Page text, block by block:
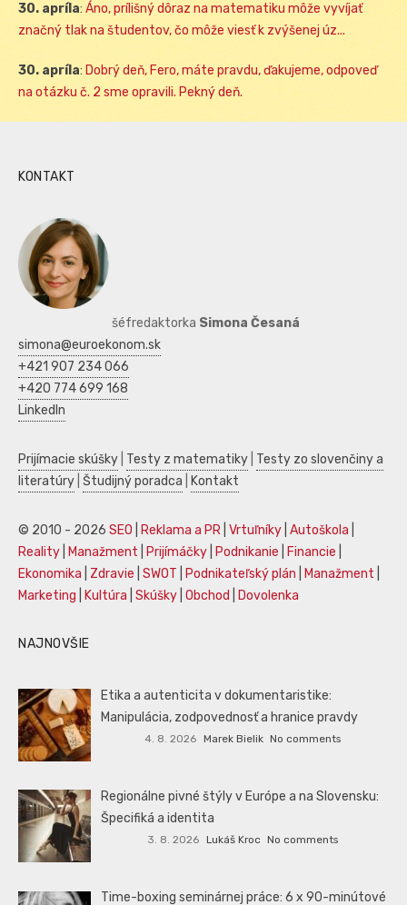
30. apríla: Áno, prílišný dôraz na matematiku môže vyvíjať
značný tlak na študentov, čo môže viesť k zvýšenej úz...
30. apríla: Dobrý deň, Fero, máte pravdu, ďakujeme, odpoveď
na otázku č. 2 sme opravili. Pekný deň.
KONTAKT
šéfredaktorka Simona Česaná
simona@euroekonom.sk
+421 907 234 066
+420 774 699 168
LinkedIn
Prijímacie skúšky Testy z matematiky Testy zo slovenčiny a
literatúry Študijný poradca Kontakt
© 2010 - 2026 SEO Reklama a PR Vrtuľníky Autoškola
Reality
Manažment Prijímáčky Podnikanie Financie
Ekonomika
Zdravie SWOT Podnikateľský plán Manažment
Marketing
Kultúra Skúšky Obchod Dovolenka
NAJNOVŠIE
Etika a autenticita v dokumentaristike:
Manipulácia, zodpovednosť a hranice pravdy
4. 8. 2026 Marek Bielik No comments
Regionálne pivné štýly v Európe a na Slovensku:
Špecifiká a identita
3. 8. 2026 Lukáš Kroc No comments
Time-boxing seminárnej práce: 6 x 90-minútové